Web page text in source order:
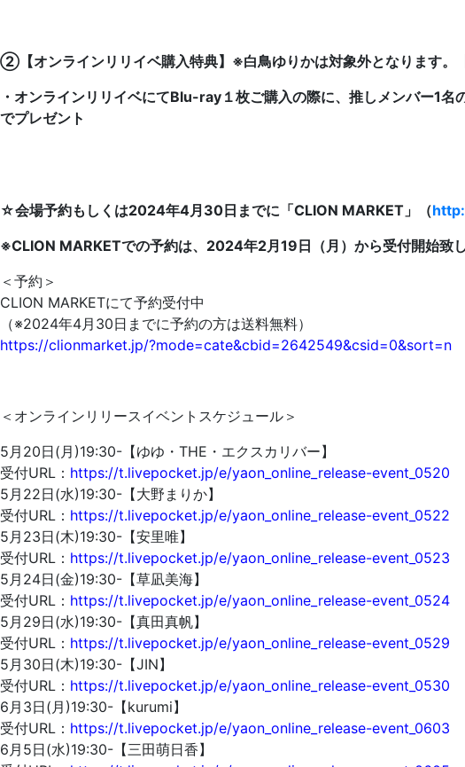
②【オンラインリリイベ購入特典】※白鳥ゆりかは対象外となります。
・オンラインリリイベにてBlu-ray１枚ご購入の際に、推しメンバー1
でプレゼント
☆会場予約もしくは2024年4月30日までに「CLION MARKET」（
※CLION MARKETでの予約は、2024年2月19日（月）から受付開始致し
＜予約＞
CLION MARKETにて予約受付中
（※2024年4月30日までに予約の方は送料無料）
https://clionmarket.jp/?mode=cate&cbid=2642549&csid=0&sort=n
＜オンラインリリースイベントスケジュール＞
5月20日(月)19:30-【ゆゆ・THE・エクスカリバー】
受付URL： https://t.livepocket.jp/e/yaon_online_release-event_0520
5月22日(水)19:30-【大野まりか】
受付URL： https://t.livepocket.jp/e/yaon_online_release-event_0522
5月23日(木)19:30-【安里唯】
受付URL： https://t.livepocket.jp/e/yaon_online_release-event_0523
5月24日(金)19:30-【草凪美海】
受付URL： https://t.livepocket.jp/e/yaon_online_release-event_0524
5月29日(水)19:30-【真田真帆】
受付URL： https://t.livepocket.jp/e/yaon_online_release-event_0529
5月30日(木)19:30-【JIN】
受付URL： https://t.livepocket.jp/e/yaon_online_release-event_0530
6月3日(月)19:30-【kurumi】
受付URL： https://t.livepocket.jp/e/yaon_online_release-event_0603
6月5日(水)19:30-【三田萌日香】